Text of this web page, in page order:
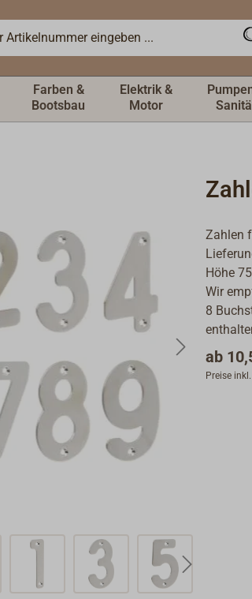
Farben &
Bootsbau
Elektrik &
Motor
Zahlen
Höhe
Wir
8
ab
Preise